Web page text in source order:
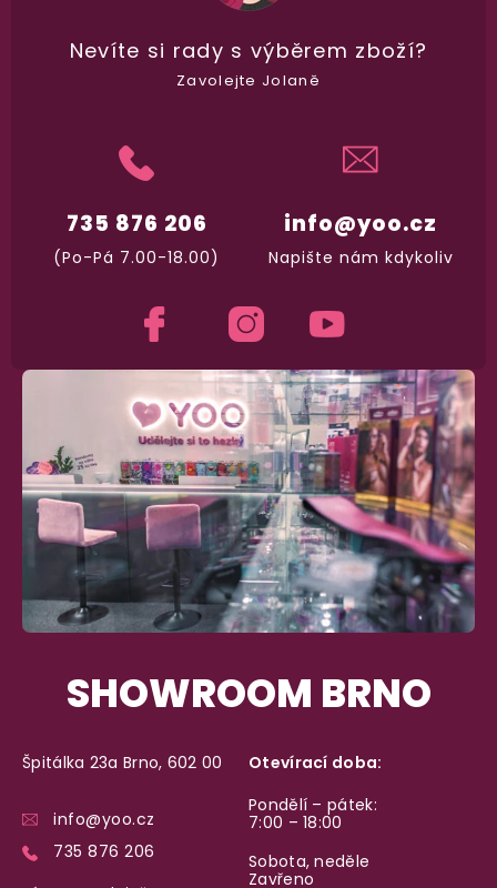
98% spokojenost
Nikdo nepozná, co jste si objednali. Mrkněte,
Dodání do 2. dne
a okamžitě odesíláme.
Garance vrácení peněz
Máte30 dnína bezplatné vrácení zboží
info@yoo.cz
Napište nám kdykoliv
735 876 206
(Po-Pá 7.00-18.00)
Nevíte si rady s výběrem zboží?
Zavolejte Jolaně
SHOWROOM BRNO
Špitálka 23a Brno, 602 00
info@yoo.cz
735 876 206
Otevírací doba:
Pondělí – pátek:
7:00 – 18:00
Sobota, neděle
Zavřeno